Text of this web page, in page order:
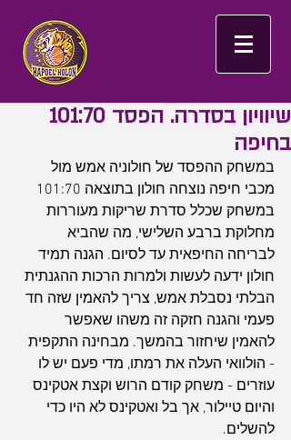
שיוויון בסדרה. הפסד 101:70
בחיפה
במשחק ההפסד של חולוניה אמש מול
במשחק שכלל סדרת שריקות מעוררות
מחלוקת ברבע השלישי, מה שהביא
לבריחה החיפאית עד לסיום. הגנה תמיד
חולון ידעה לעשות ולמרות הרכות ההגנתית
הבלתי נסבלת אמש, צריך להאמין שזה חד
פעמי והגנה חזקה זה משהו שאפשר
להאמין שיחזור בהמשך. מבחינה התקפית
- הולוואי העלה את רמתו, מדי פעם יש לו
עוזרים - משחק קודם הרוש וקצת אטקינס
והיום טיילור, אך בל ואטקינס לא היו כדי
להשלים.